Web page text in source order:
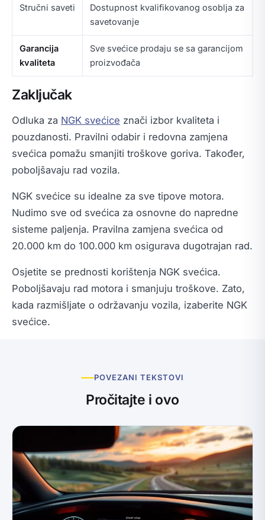
Stručni saveti
Dostupnost kvalifikovanog osoblja za
savetovanje
Garancija
kvaliteta
Sve svećice prodaju se sa garancijom
proizvođača
Zaključak
Odluka za NGK svećice znači izbor kvaliteta i
pouzdanosti. Pravilni odabir i redovna zamjena
svećica pomažu smanjiti troškove goriva. Također,
poboljšavaju rad vozila.
NGK svećice su idealne za sve tipove motora.
Nudimo sve od svećica za osnovne do napredne
sisteme paljenja. Pravilna zamjena svećica od
20.000 km do 100.000 km osigurava dugotrajan rad.
Osjetite se prednosti korištenja NGK svećica.
Poboljšavaju rad motora i smanjuju troškove. Zato,
kada razmišljate o održavanju vozila, izaberite NGK
svećice.
POVEZANI TEKSTOVI
Pročitajte i ovo